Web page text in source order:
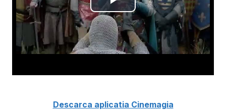
Descarca aplicatia Cinemagia